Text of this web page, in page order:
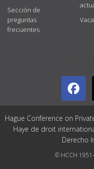
Sección de
preguntas
frecuentes
Hague Conference on
Haye de droit
Derecho
© HCCH